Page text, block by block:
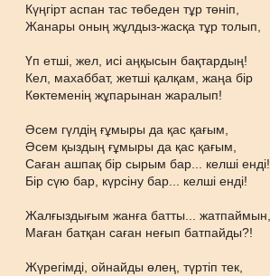
Күңгірт аспан тас төбеден тұр төніп,
Жанары оның жұлдыз-жасқа тұр толып,
Үп етші, жел, исі аңқысын бақтардың!
Кел, махаббат, жетші қалқам, жаңа бір
Көктеменің жұпарынан жаралып!
Әсем гүлдің ғұмыры да қас қағым,
Әсем қыздың ғұмыры да қас қағым,
Саған ашпақ бір сырым бар... келші енді!
Бір сүю бар, күрсіну бар... келші енді!
Жалғыздығым жанға батты... жатпаймын,
Маған батқан саған неғып батпайды?!
Жүрегімді, ойнайды өлең, түртіп тек,